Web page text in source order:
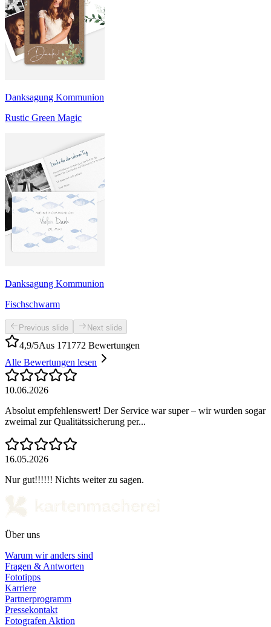
Danksagung Kommunion
Rustic Green Magic
Danksagung Kommunion
Fischschwarm
Previous slide Next slide
4,9/5Aus 171772 Bewertungen
Alle Bewertungen lesen
10.06.2026
Absolut empfehlenswert! Der Service war super – wir wurden sogar
zweimal zur Qualitätssicherung per...
16.05.2026
Nur gut!!!!!! Nichts weiter zu sagen.
Über uns
Warum wir anders sind
Fragen & Antworten
Fototipps
Karriere
Partnerprogramm
Pressekontakt
Fotografen Aktion